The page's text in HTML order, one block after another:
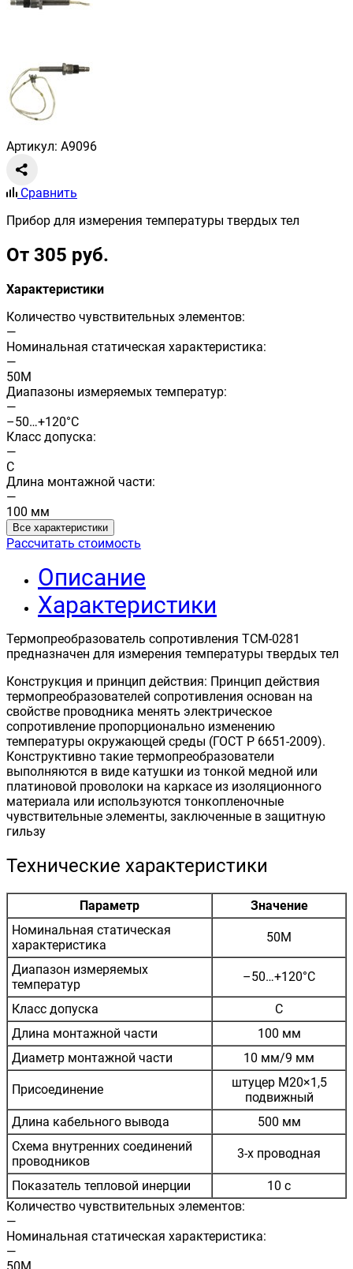
Артикул: A9096
Сравнить
Прибор для измерения температуры твердых тел
От 305 руб.
Характеристики
Количество чувствительных элементов:
—
Номинальная статическая характеристика:
—
50М
Диапазоны измеряемых температур:
—
–50…+120°C
Класс допуска:
—
C
Длина монтажной части:
—
100 мм
Все характеристики
Рассчитать стоимость
Описание
Характеристики
Термопреобразователь сопротивления ТСМ-0281
предназначен для измерения температуры твердых тел
Конструкция и принцип действия: Принцип действия
термопреобразователей сопротивления основан на
свойстве проводника менять электрическое
сопротивление пропорционально изменению
температуры окружающей среды (ГОСТ Р 6651-2009).
Конструктивно такие термопреобразователи
выполняются в виде катушки из тонкой медной или
платиновой проволоки на каркасе из изоляционного
материала или используются тонкопленочные
чувствительные элементы, заключенные в защитную
гильзу
Технические характеристики
Параметр
Значение
Номинальная статическая
характеристика
50М
Диапазон измеряемых
температур
–50…+120°C
Класс допуска
С
Длина монтажной части
100 мм
Диаметр монтажной части
10 мм/9 мм
Присоединение
штуцер М20×1,5
подвижный
Длина кабельного вывода
500 мм
Схема внутренних соединений
проводников
3-х проводная
Показатель тепловой инерции
10 с
Количество чувствительных элементов:
—
Номинальная статическая характеристика:
—